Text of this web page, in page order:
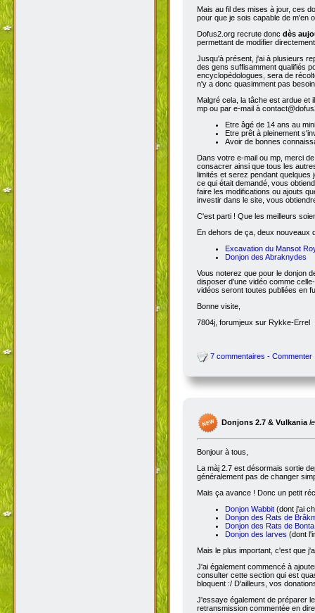
Mais au fil des mises à jour, ces
pour que je sois capable de m'en
Dofus2.org recrute donc dès
permettant de modifier
Jusqu'à présent, j'ai à plusieurs
des gens suffisamment qualifiés
encyclopédologues, sera de
n'y a donc quasimment pas
Malgré cela, la tâche est ardue
mp ou par e-mail à
Etre âgé de 14 ans au
Etre prêt à pleinement
Avoir de bonnes
Dans votre e-mail ou mp, merci
consacrer ainsi que tous les
limités et serez pendant
ce qui était demandé, vous
faire les modifications ou ajouts
investir dans le site, vous
C'est parti ! Que les meilleurs
En dehors de ça, deux nouveaux
Excavation du Mansot
Donjon des Abraknydes
Vous noterez que pour le donjon
disposer d'une vidéo comme
vidéos seront toutes publiées en
Bonne visite,
7804j, forumjeux sur Rykke-Errel
7 commentaires - Commenter
Donjons 2.7 & Vulkania
Bonjour à tous,
La màj 2.7 est désormais sortie
généralement pas de changer
Mais ça avance ! Donc un petit
Donjon Wabbit (dont j'ai
Donjon des Rats de
Donjon des Rats de Bonta
Donjon des larves (dont
Mais le plus important, c'est que
J'ai également commencé à
consulter cette section qui est
bloquent :/ D'ailleurs, vos
J'essaye également de préparer
retransmission commentée en